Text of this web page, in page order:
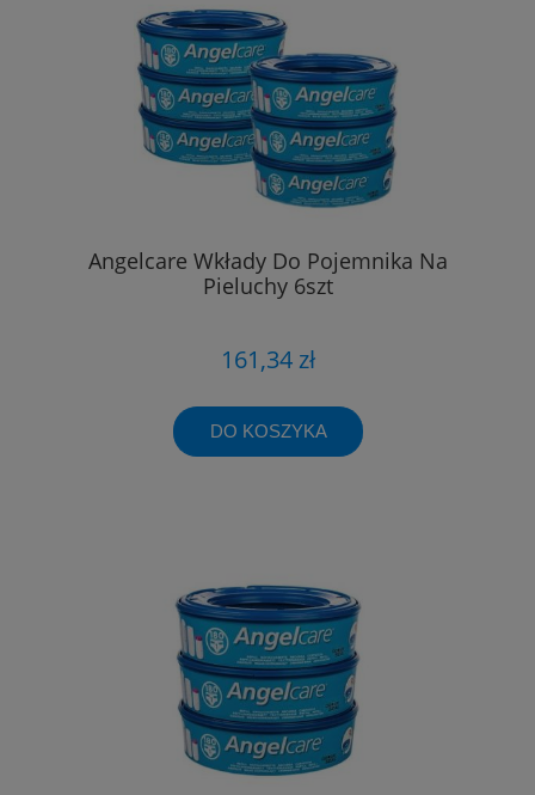
Angelcare Wkłady Do Pojemnika Na
Pieluchy 6szt
161,34 zł
DO KOSZYKA